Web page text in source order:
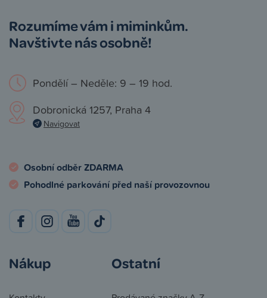
Rozumíme vám i miminkům.
Navštivte nás osobně!
Pondělí – Neděle: 9 – 19 hod.
Dobronická 1257, Praha 4
Navigovat
Osobní odběr ZDARMA
Pohodlné parkování před naší provozovnou
Nákup Ostatní